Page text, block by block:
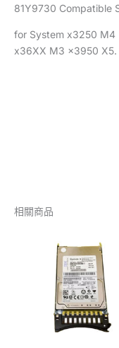
81Y9730 Compatible
for System x3250
x36XX M3 x3950 X5.
相關商品